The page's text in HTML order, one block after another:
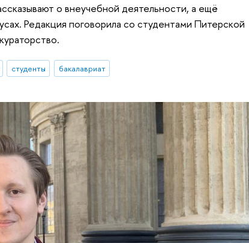
о внеучебной деятельности, а ещё
Редакция поговорила со студентами Питерской
студенты бакалавриат